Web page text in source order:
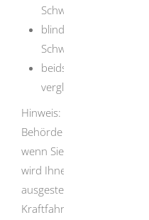
blind (Merkzeichen "Bl"
beidseitige Amelie
vergleichbare
Hinweis:
Behörde eine
wenn Sie keine
wird Ihnen eine
ausgestellt, dass der Sie
Kraftfahrzeugführer von